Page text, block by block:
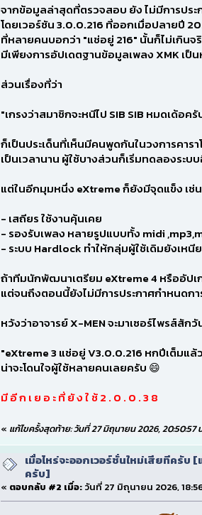
จากข้อมูลล่าสุดที่ตรวจสอบ ยัง ไม่มีการประ
โดยเวอร์ชัน 3.0.0.216 ที่ออกเมื่อปลายปี
ที่หลายคนบอกว่า "แช่อยู่ 216" นั้นก็ไม่เกินจ
มีเพียงการอัปเดตฐานข้อมูลเพลง XMK เป็
ส่วนเรื่องที่ว่า
"เกรงว่าสมาชิกจะหนีไป SIB SIB หมดเด้อครั
ก็เป็นประเด็นที่เห็นมีคนพูดกันในวงการคารา
เป็นเวลานาน ผู้ใช้บางส่วนก็เริ่มทดลองร
แต่ในอีกมุมหนึ่ง eXtreme ก็ยังมีจุดแข็ง เช่น
- เสถียร ใช้งานคุ้นเคย
- รองรับเพลง หลายรูปแบบทั้ง midi
- ระบบ Hardlock ทำให้กลุ่มผู้ใช้เดิมยังเหนี
ถ้าทีมนักพัฒนาเตรียม eXtreme 4 หรืออัปเ
แต่จนถึงตอนนี้ยังไม่มีการประกาศกำหนดกา
หวังว่าอาจารย์ X-MEN จะมาเซอร์ไพรส์สั
"eXtreme 3 แช่อยู่ V3.0.0.216 หกปีเต็มแล้
น่าจะโดนใจผู้ใช้หลายคนเลยครับ 😄
มี อี ก เ ย อ ะ ที่ ยั ง ใ ช้ 2 . 0 . 0 . 3 8
« แก้ไขครั้งสุดท้าย: วันที่ 27 มิถุนายน 2026, 20:50:57
เมื่อไหร่จะออกเวอร์ชั่นใหม่เสียทีครับ
ครับ]
« ตอบกลับ #2 เมื่อ: วันที่ 27 มิถุนายน 2026,